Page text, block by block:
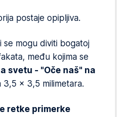
postaje opipljiva.
se mogu diviti bogatoj
među kojima se
svetu - "Oče naš" na
3,5 x 3,5 milimetara.
retke primerke